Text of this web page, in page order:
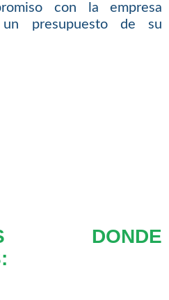
con la empresa
un presupuesto de su
DONDE